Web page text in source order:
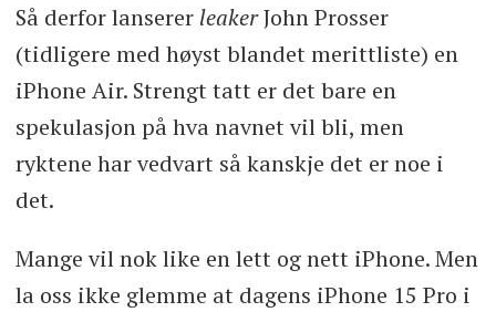
Så derfor lanserer leakerJohn Prosser
(tidligere med høyst blandet merittliste) en
iPhone Air. Strengt tatt er det bare en
spekulasjon på hva navnet vil bli, men
ryktene har vedvart så kanskje det er noe i
det.
Mange vil nok like en lett og nett iPhone. Men
la oss ikke glemme at dagens iPhone 15 Pro i